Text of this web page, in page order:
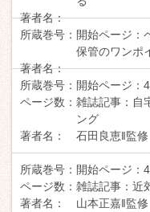
著者名：
所蔵巻号： 開始ページ：
保管のワンポ
著者名：
所蔵巻号： 開始ページ：
ページ数： 雑誌記事： 自
ング
著者名：
石田良恵‖監修
所蔵巻号： 開始ページ：
ページ数： 雑誌記事： 近
著者名：
山本正嘉‖監修